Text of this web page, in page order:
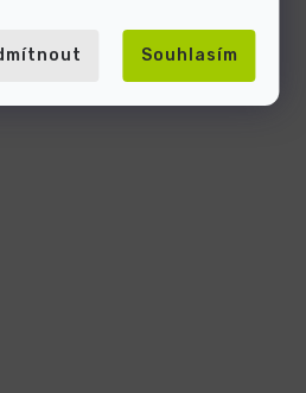
Souhlasím